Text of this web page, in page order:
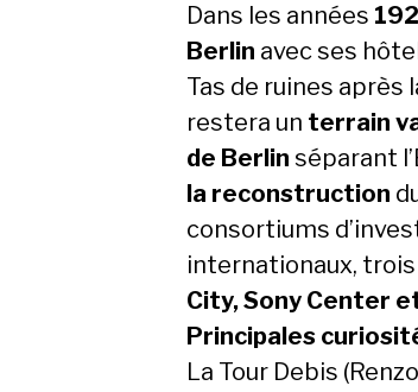
Dans les années
Berlin avec ses
Tas de ruines après
restera un terrain
de Berlin séparant
la reconstruction
consortiums
internationaux,
City, Sony Center
Principales
La Tour Debis